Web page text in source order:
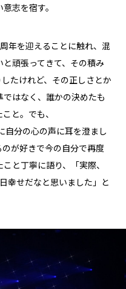
志を宿す。
年を迎えることに触れ、混
頑張ってきて、その積み
たけれど、その正しさとか
はなく、誰かの決めたも
と。でも、
分の心の声に耳を澄まし
が好きで今の自分で再度
と丁寧に語り、「実際、
幸せだなと思いました」と